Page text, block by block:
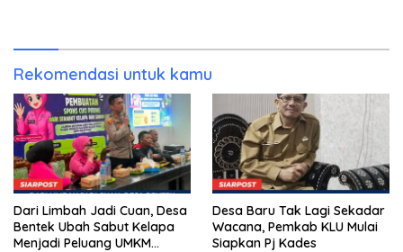
Rekomendasi untuk kamu
Dari Limbah Jadi Cuan, Desa
Bentek Ubah Sabut Kelapa
Menjadi Peluang UMKM
Desa Baru Tak Lagi Sekadar
Wacana, Pemkab KLU Mulai
Siapkan Pj Kades